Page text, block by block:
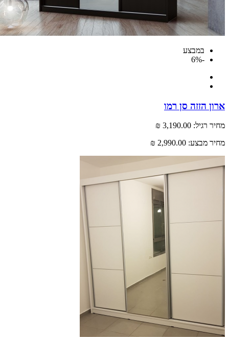
במבצע
הזזה סן רמו
רגיל: 3,190.00 ₪
מבצע: 2,990.00 ₪